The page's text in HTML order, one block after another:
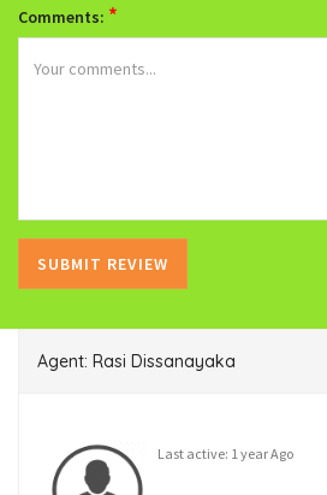
Comments: *
Agent: Rasi Dissanayaka
Last active: 1 year Ago